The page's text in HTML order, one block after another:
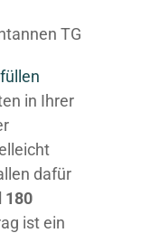
in Ihrer
dafür
180
ist ein